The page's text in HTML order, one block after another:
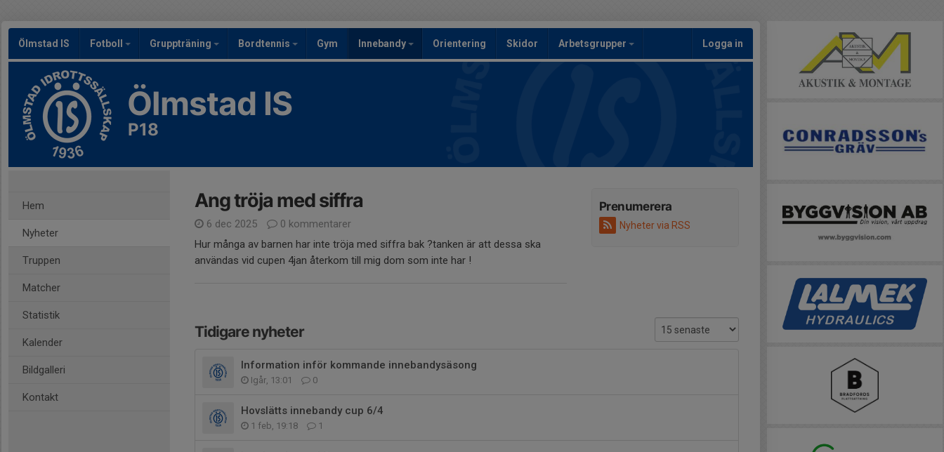
Ölmstad IS Fotboll Gruppträning Bordtennis Gym Innebandy Orientering Skidor Arbetsgrupper Logga in
Ölmstad IS
P18
Hem
Nyheter
Truppen
Matcher
Statistik
Kalender
Bildgalleri
Kontakt
Prenumerera
Nyheter via RSS
Ang tröja med siffra
6 dec 2025
0 kommentarer
Hur många av barnen har inte tröja med siffra bak ?tanken är att dessa ska
användas vid cupen 4jan återkom till mig dom som inte har !
Tidigare nyheter
Information inför kommande innebandysäsong
Igår, 13:01 0
Hovslätts innebandy cup 6/4
1 feb, 19:18 1